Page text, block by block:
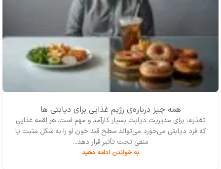
همه چیز درباره‌ی رژیم غذایی برای دیابتی ها
تغذیه، برای مدیریت دیابت بسیار کارآمد و مهم است. هر لقمه غذایی
که فرد دیابتی می‌خورد می‌تواند سطح قند خون او را به شکل مثبت یا
منفی تحت تأثیر قرار دهد...
به خواندن ادامه دهید